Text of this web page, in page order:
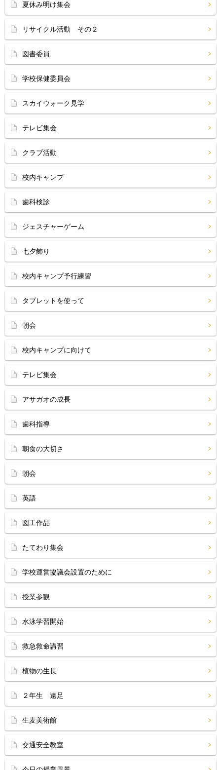
夏休み明け集会
リサイクル活動 その２
図書委員
学校保健委員会
スカイウォーク見学
テレビ集会
クラブ活動
校内キャンプ
歯科検診
ジェスチャーゲーム
七夕飾り
校内キャンプ予行練習
タブレットを使って
朝会
校内キャンプに向けて
テレビ集会
アサガオの成長
歯科指導
朝食の大切さ
朝会
英語
図工作品
たてわり集会
学校運営協議会設置のために
授業参観
水泳学習開始
救急救命講習
植物の生長
２年生 遠足
生麦美術館
交通安全教室